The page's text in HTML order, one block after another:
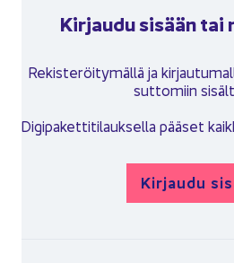
Kir­jau­du si­sään
Re­kis­te­röi­ty­mäl­lä ja
sut­to­miin
Di­gi­pa­ket­ti­ti­lauk­sel­la pää­set
Kir­jau­du